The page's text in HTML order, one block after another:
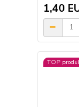
1,40
TOP